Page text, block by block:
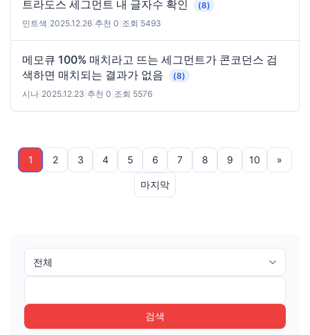
트라도스 세그먼트 내 글자수 확인
(8)
민트색 2025.12.26 추천 0 조회 5493
메모큐 100% 매치라고 뜨는 세그먼트가 콘코던스 검
색하면 매치되는 결과가 없음
(8)
시나 2025.12.23 추천 0 조회 5576
1 2 3 4 5 6 7 8 9 10 »
마지막
검색